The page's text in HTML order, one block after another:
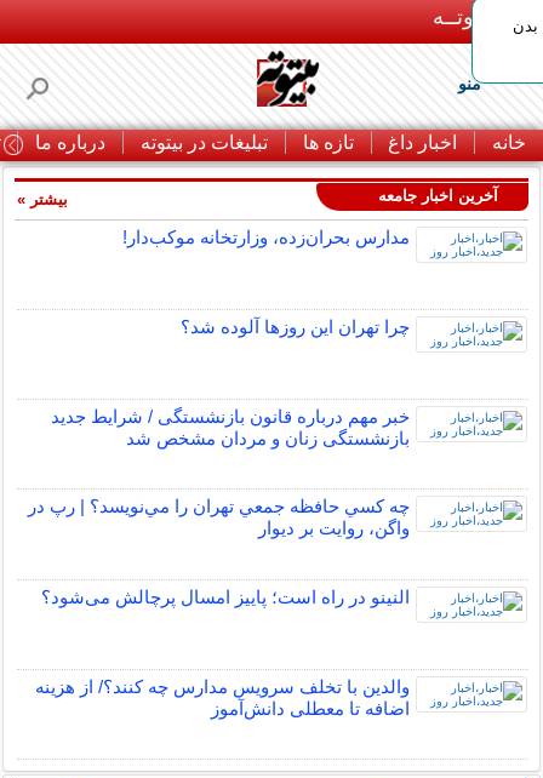
بـیتوتــه
منو
خانه اخبار داغ تازه ها تبلیغات در بیتوته درباره ما
آخرین اخبار جامعه
مدارس بحران‌زده، وزارتخانه موکب‌دار!
چرا تهران این روزها آلوده شد؟
خبر مهم درباره قانون بازنشستگی / شرایط جدید
بازنشستگی زنان و مردان مشخص شد
چه كسي حافظه جمعي تهران را مي‌نويسد؟ | رپ در
واگن، روايت بر ديوار
النینو در راه است؛ پاییز امسال پرچالش می‌شود؟
والدین با تخلف سرویس مدارس چه کنند؟/ از هزینه
اضافه تا معطلی دانش‌آموز
بیشتر »